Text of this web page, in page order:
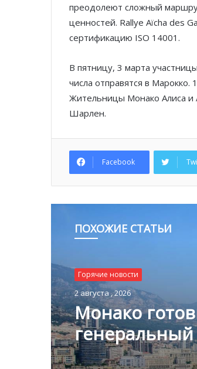
преодолеют сложный
ценностей. Rallye Aïcha des
сертификацию ISO 14001.
В пятницу, 3 марта
числа отправятся в
Жительницы Монако Алиса и
Шарлен.
Facebook
ПОХОЖИЕ СТАТЬИ
Горячие новости
2 августа , 2026
Горячие новости
1 августа , 2026
Монако